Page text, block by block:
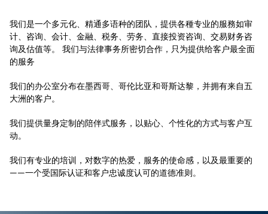
我们是一个多元化、精通多语种的团队，提供各種专业的服務如审
计、咨询、会计、金融、税务、劳务、直接投资咨询、交易财务咨
询及估值等。 我们与法律事务所密切合作，只为提供给客户最全面
的服务
我们的办公室分布在墨西哥、哥伦比亚和哥斯达黎，并拥有来自五
大洲的客户。
我们提供量身定制的陪伴式服务，以贴心、个性化的方式与客户互
动。
我们有专业的培训，对数字的热爱，服务的使命感，以及最重要的
——一个受国际认证和客户忠诚度认可的道德准则。